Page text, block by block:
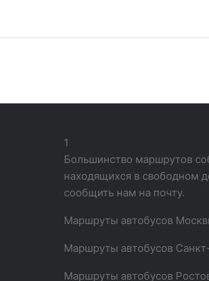
1
Большинство маршрутов
находящихся в свободном
сообщить нам на почту.
Маршруты автобусов
Маршруты автобусов
Маршруты автобусов